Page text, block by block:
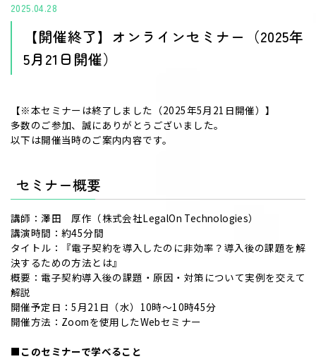
2025.04.28
【開催終了】オンラインセミナー（2025年
5月21日開催）
【※本セミナーは終了しました（2025年5月21日開催）】
多数のご参加、誠にありがとうございました。
以下は開催当時のご案内内容です。
セミナー概要
講師：澤田 厚作（株式会社LegalOn Technologies）
講演時間：約45分間
タイトル：『電子契約を導入したのに非効率？導入後の課題を解
決するための方法とは』
概要：電子契約導入後の課題・原因・対策について実例を交えて
解説
開催予定日：5月21日（水）10時～10時45分
開催方法：Zoomを使用したWebセミナー
■このセミナーで学べること